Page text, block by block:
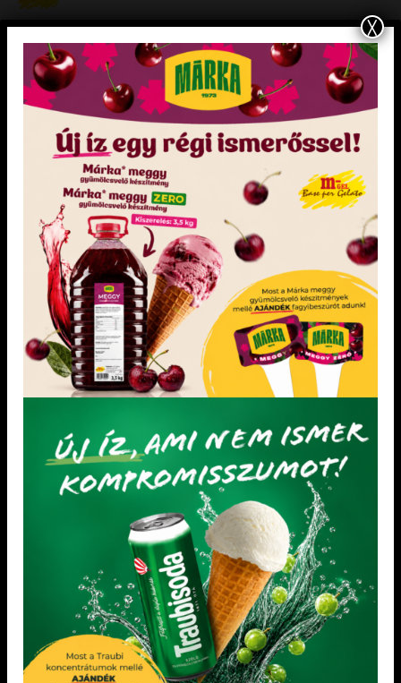
„Mentes” semleges alap hozzáadott cukor nélkül
„Minden mentes” Joghurt ízű fagylalt alap
„Minden mentes” Gyümölcsfagylalt alap
édesítőszerekkel
AKCIÓS TERMÉKEK
Izomalt 1 kg
Frizzy Tropicana rostos szirup 1 l
Értékelés:
/ 5
FRUIT-TOP 100 gyümölcsfagylaltkötő hideg
eljáráshoz 1 kg
KIEMELT TERMÉKEK
X